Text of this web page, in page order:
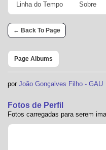
Linha do Tempo Sobre
← Back To Page
Page Albums
por João Gonçalves Filho - GAU
Fotos de Perfil
Fotos carregadas para serem